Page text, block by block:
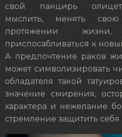
свой панцирь
мыслить, менять
протяжении
приспосабливаться к
А предпочтение раков
может символизировать
обладателя такой
значение смирения,
характера и нежелание
стремление защитить